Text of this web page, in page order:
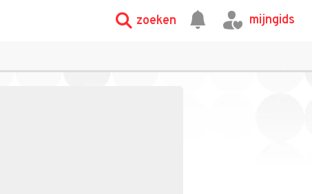
zoeken mijngids